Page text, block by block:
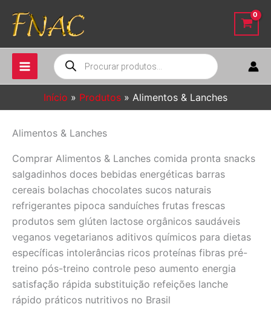
para
conteúdo
Pesquisar
produtos
Início Produtos Alimentos & Lanches
Alimentos & Lanches
Comprar Alimentos & Lanches comida pronta snacks
salgadinhos doces bebidas energéticas barras
cereais bolachas chocolates sucos naturais
refrigerantes pipoca sanduíches frutas frescas
produtos sem glúten lactose orgânicos saudáveis
veganos vegetarianos aditivos químicos para dietas
específicas intolerâncias ricos proteínas fibras pré-
treino pós-treino controle peso aumento energia
satisfação rápida substituição refeições lanche
rápido práticos nutritivos no Brasil